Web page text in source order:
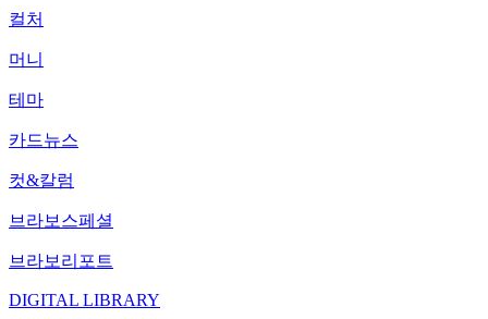
컬처
머니
테마
카드뉴스
컷&칼럼
브라보스페셜
브라보리포트
DIGITAL LIBRARY